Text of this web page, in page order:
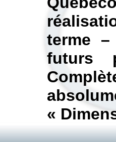
terme
futurs
«